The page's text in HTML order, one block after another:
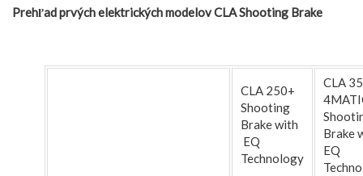
Prehľad prvých elektrických modelov CLA Shooting Brake
CLA 250+
Shooting
Brake with
EQ
Technology
CLA
Brake
EQ